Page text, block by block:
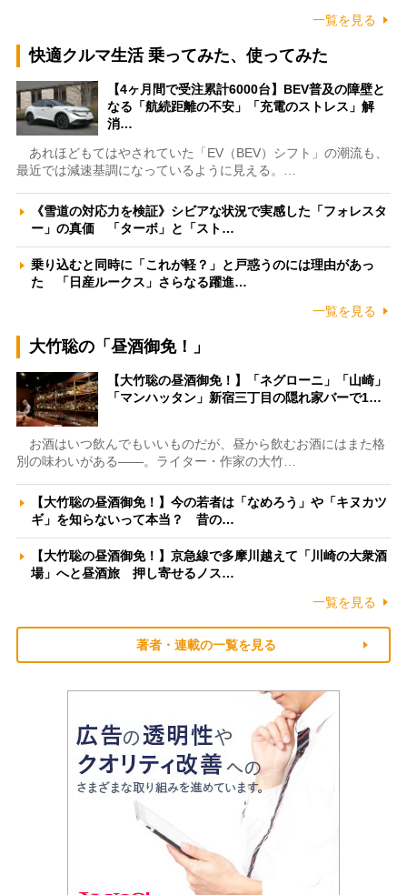
一覧を見る
快適クルマ生活 乗ってみた、使ってみた
【4ヶ月間で受注累計6000台】BEV普及の障壁と
なる「航続距離の不安」「充電のストレス」解
消…
あれほどもてはやされていた「EV（BEV）シフト」の潮流も、
最近では減速基調になっているように見える。…
《雪道の対応力を検証》シビアな状況で実感した「フォレスタ
ー」の真価 「ターボ」と「スト…
乗り込むと同時に「これが軽？」と戸惑うのには理由があっ
た 「日産ルークス」さらなる躍進…
一覧を見る
大竹聡の「昼酒御免！」
【大竹聡の昼酒御免！】「ネグローニ」「山崎」
「マンハッタン」新宿三丁目の隠れ家バーで1…
お酒はいつ飲んでもいいものだが、昼から飲むお酒にはまた格
別の味わいがある――。ライター・作家の大竹…
【大竹聡の昼酒御免！】今の若者は「なめろう」や「キヌカツ
ギ」を知らないって本当？ 昔の…
【大竹聡の昼酒御免！】京急線で多摩川越えて「川崎の大衆酒
場」へと昼酒旅 押し寄せるノス…
一覧を見る
著者・連載の一覧を見る